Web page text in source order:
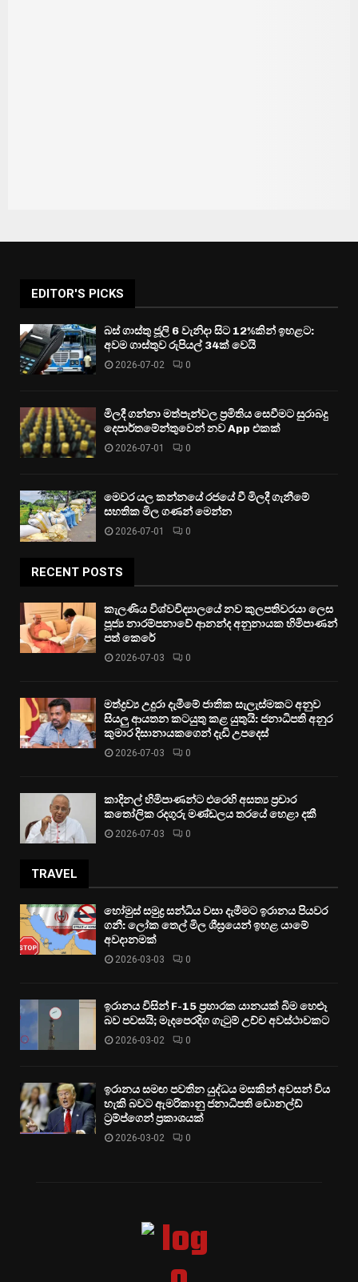
EDITOR'S PICKS
බස් ගාස්තු ජූලි 6 වැනිදා සිට 12%කින් ඉහළට:
අවම ගාස්තුව රුපියල් 34ක් වෙයි
2026-07-02 0
මිලදී ගන්නා මත්පැන්වල ප්‍රමිතිය සෙවීමට සුරාබදු
දෙපාර්තමේන්තුවෙන් නව App එකක්
2026-07-01 0
මෙවර යල කන්නයේ රජයේ වී මිලදී ගැනීමේ
සහතික මිල ගණන් මෙන්න
2026-07-01 0
RECENT POSTS
කැලණිය විශ්වවිද්‍යාලයේ නව කුලපතිවරයා ලෙස
පූජ්‍ය නාරම්පනාවේ ආනන්ද අනුනායක හිමිපාණන්
පත් කෙරේ
2026-07-03 0
මත්ද්‍රව්‍ය උදුරා දැමීමේ ජාතික සැලැස්මකට අනුව
සියලු ආයතන කටයුතු කළ යුතුයි: ජනාධිපති අනුර
කුමාර දිසානායකගෙන් දැඩි උපදෙස්
2026-07-03 0
කාදිනල් හිමිපාණන්ට එරෙහි අසත්‍ය ප්‍රචාර
කතෝලික රදගුරු මණ්ඩලය තරයේ හෙළා දකී
2026-07-03 0
TRAVEL
හෝමුස් සමුද්‍ර සන්ධිය වසා දැමීමට ඉරානය පියවර
ගනී: ලෝක තෙල් මිල ශීඝ්‍රයෙන් ඉහළ යාමේ
අවදානමක්
2026-03-03 0
ඉරානය විසින් F-15 ප්‍රහාරක යානයක් බිම හෙළූ
බව පවසයි; මැදපෙරදිග ගැටුම් උච්ච අවස්ථාවකට
2026-03-02 0
ඉරානය සමඟ පවතින යුද්ධය මසකින් අවසන් විය
හැකි බවට ඇමරිකානු ජනාධිපති ඩොනල්ඩ්
ට්‍රම්ප්ගෙන් ප්‍රකාශයක්
2026-03-02 0